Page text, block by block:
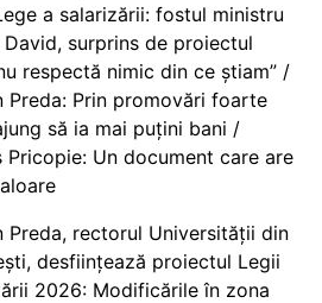
a salarizării: fostul ministru
David, surprins de proiectul
respectă nimic din ce știam” /
Preda: Prin promovări foarte
să ia mai puțini bani /
Pricopie: Un document care are
Preda, rectorul Universității din
desființează proiectul Legii
2026: Modificările în zona